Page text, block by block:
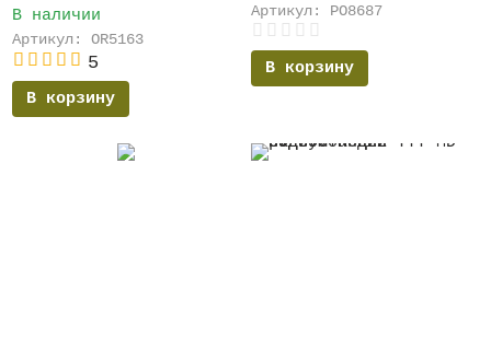
В наличии
Артикул: OR5163
5
В корзину
Артикул: PO8687
В корзину